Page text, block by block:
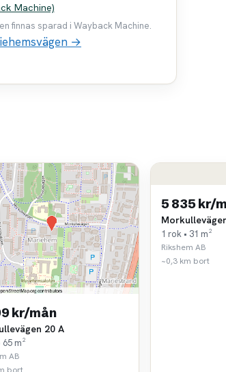
Machine)
finnas sparad i Wayback Machine.
→
kr/mån
20 A
65 m²
AB
5 835 kr/
1 rok • 31 m²
Rikshem AB
~0,3 km bort